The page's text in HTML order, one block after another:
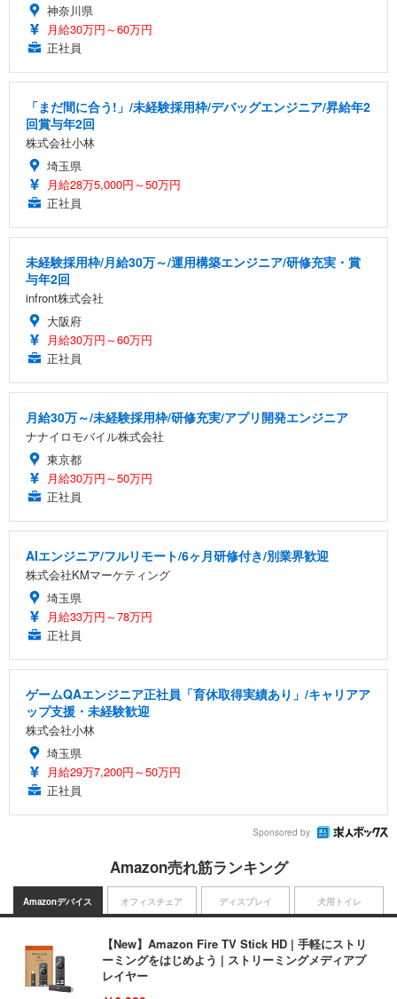
神奈川県
月給30万円～60万円
正社員
「まだ間に合う!」/未経験採用枠/デバッグエンジニア/昇給年2
回賞与年2回
株式会社小林
埼玉県
月給28万5,000円～50万円
正社員
未経験採用枠/月給30万～/運用構築エンジニア/研修充実・賞
与年2回
infront株式会社
大阪府
月給30万円～60万円
正社員
月給30万～/未経験採用枠/研修充実/アプリ開発エンジニア
ナナイロモバイル株式会社
東京都
月給30万円～50万円
正社員
AIエンジニア/フルリモート/6ヶ月研修付き/別業界歓迎
株式会社KMマーケティング
埼玉県
月給33万円～78万円
正社員
ゲームQAエンジニア正社員「育休取得実績あり」/キャリアア
ップ支援・未経験歓迎
株式会社小林
埼玉県
月給29万7,200円～50万円
正社員
Sponsored by
Amazon売れ筋ランキング
Amazonデバイス
【New】Amazon Fire TV Stick HD | 手軽にストリ
ーミングをはじめよう | ストリーミングメディアプ
レイヤー
オフィスチェア ディスプレイ 犬用トイレ